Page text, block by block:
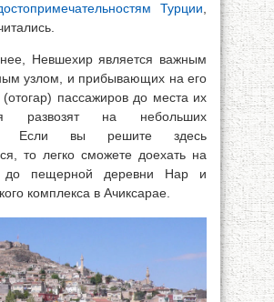
Турции,
Невшехир является важным
узлом, и прибывающих на его
(отогар) пассажиров до места их
развозят на небольших
Если вы решите здесь
то легко сможете доехать на
до пещерной деревни Нар и
комплекса в Ачиксарае.